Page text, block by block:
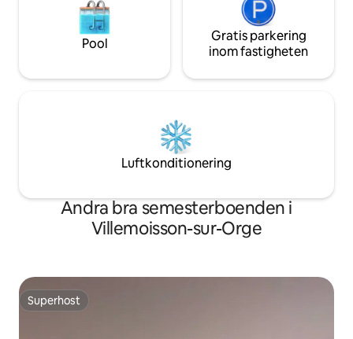
Pool
Gratis parkering
inom fastigheten
Luftkonditionering
Andra bra semesterboenden i
Villemoisson-sur-Orge
Superhost
Superhost